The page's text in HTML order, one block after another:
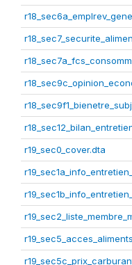
r19_sec0_cover.dta